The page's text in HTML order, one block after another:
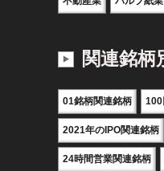
関連銘柄
01銘柄関連銘柄 100
2021年のIPO関連銘柄
24時間営業関連銘柄